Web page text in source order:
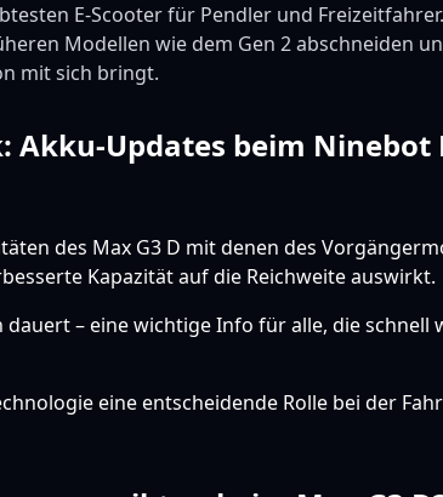
E-Scooter für Pendler und
Modellen wie dem Gen 2 abschneiden
mit sich bringt.
Akku-Updates beim Ninebot
des Max G3 D mit denen des
Kapazität auf die Reichweite auswirkt.
dauert – eine wichtige Info für alle, die schnell
eine entscheidende Rolle bei der